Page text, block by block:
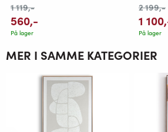
1 119,-
560,-
På lager
2 199,-
1 100
På lager
MER I SAMME KATEGORIER